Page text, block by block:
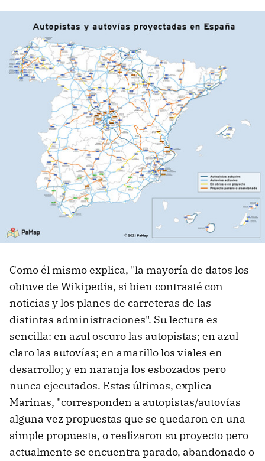
Como él mismo explica, "la mayoría de datos los
obtuve de Wikipedia, si bien contrasté con
noticias y los planes de carreteras de las
distintas administraciones". Su lectura es
sencilla: en azul oscuro las autopistas; en azul
claro las autovías; en amarillo los viales en
desarrollo; y en naranja los esbozados pero
nunca ejecutados. Estas últimas, explica
Marinas, "corresponden a autopistas/autovías
alguna vez propuestas que se quedaron en una
simple propuesta, o realizaron su proyecto pero
actualmente se encuentra parado, abandonado o